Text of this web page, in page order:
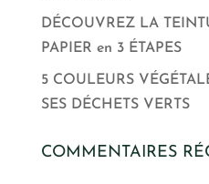
DÉCOUVREZ LA
PAPIER en 3 ÉTAPES
5 COULEURS
SES DÉCHETS VERTS
COMMENTAIRES